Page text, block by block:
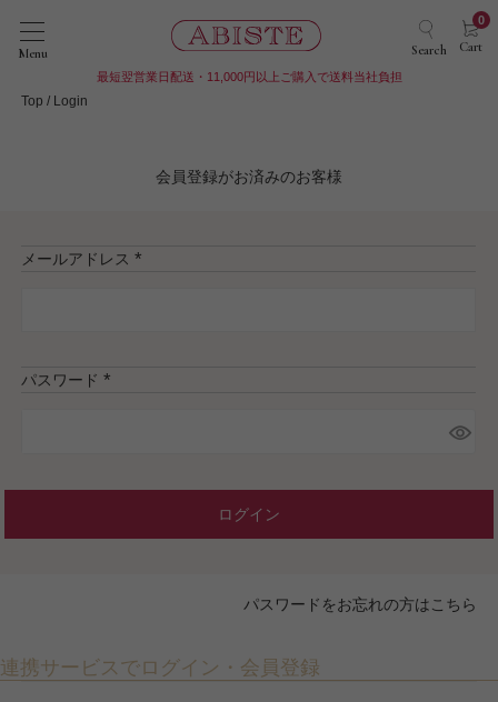
Menu Search Cart
0
最短翌営業日配送・11,000円以上ご購入で送料当社負担
Top Login
会員登録がお済みのお客様
メールアドレス
パスワード
ログイン
パスワードをお忘れの方はこちら
連携サービスでログイン・会員登録